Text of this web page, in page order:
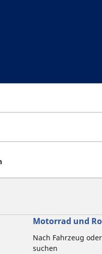
Motorrad und
Nach Fahrzeug
suchen